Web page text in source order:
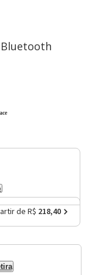
Bluetooth
de R$ 218,40